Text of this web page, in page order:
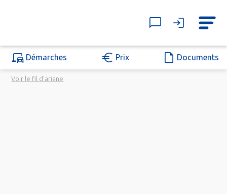
Démarches Prix Documents
Voir le fil d'ariane